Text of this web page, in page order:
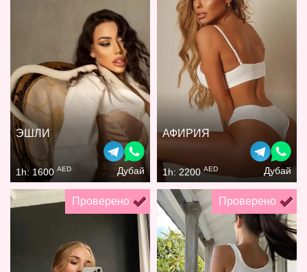
ЭШЛИ
1h: 1600 AED Дубай
АФИРИЯ
1h: 2200AED Дубай
Проверено Проверено